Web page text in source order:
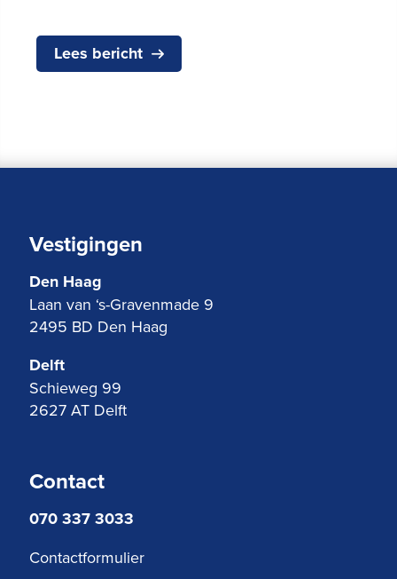
Lees bericht
Vestigingen
Den Haag
Laan van ‘s-Gravenmade 9
2495 BD Den Haag
Delft
Schieweg 99
2627 AT Delft
Contact
070 337 3033
Contactformulier